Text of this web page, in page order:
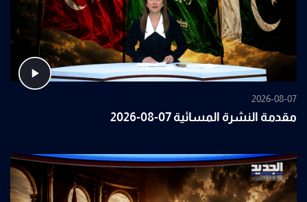
2026-08-07
مقدمة النشرة المسائية 07-08-2026